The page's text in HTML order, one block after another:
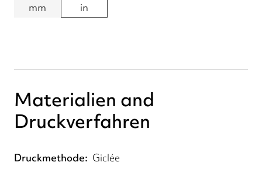
mm in
Materialien and
Druckverfahren
Druckmethode
Giclée